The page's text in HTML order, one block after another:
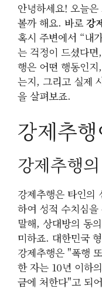
안녕하세요! 오늘
볼까 해요. 바로 강
혹시 주변에서 “내
는 걱정이 드셨다
행은 어떤 행동인
는지, 그리고 실제
을 살펴보죠.
강제추
강제추행
강제추행은 타인의
하여 성적 수치심
말해, 상대방의 동
미하죠. 대한민국
강제추행은 "폭행
한 자는 10년 이하
금에 처한다"고 되